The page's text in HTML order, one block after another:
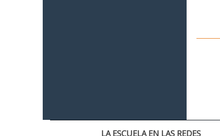
LA ESCUELA EN LAS REDES